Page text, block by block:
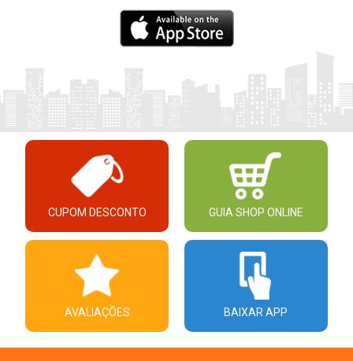
CUPOM DESCONTO GUIA SHOP ONLINE
AVALIAÇÕES BAIXAR APP